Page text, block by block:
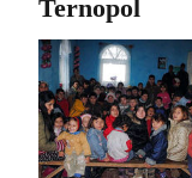
Ternopol